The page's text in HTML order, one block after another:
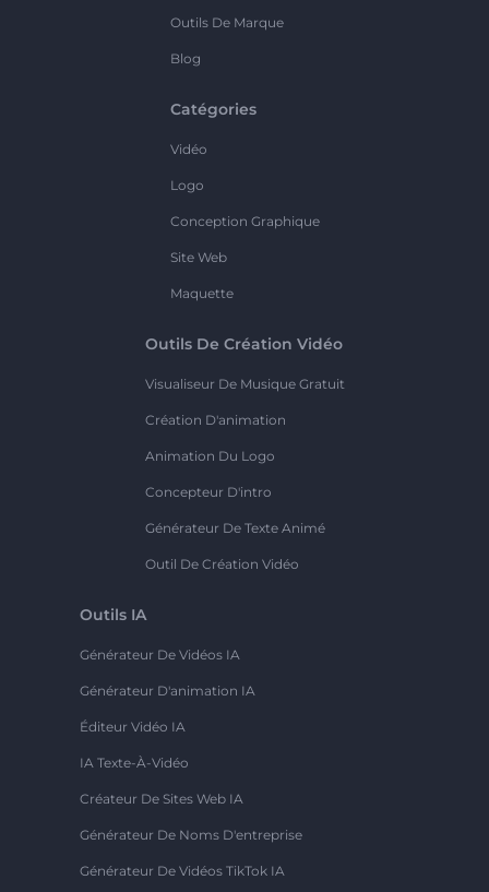
Outils De Marque
Blog
Catégories
Vidéo
Logo
Conception Graphique
Site Web
Maquette
Outils De Création Vidéo
Visualiseur De Musique Gratuit
Création D'animation
Animation Du Logo
Concepteur D'intro
Générateur De Texte Animé
Outil De Création Vidéo
Outils IA
Générateur De Vidéos IA
Générateur D'animation IA
Éditeur Vidéo IA
IA Texte-À-Vidéo
Créateur De Sites Web IA
Générateur De Noms D'entreprise
Générateur De Vidéos TikTok IA